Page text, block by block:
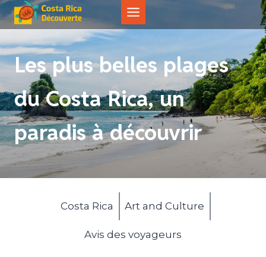
Aller
au
contenu
Les plus belles plages
du Costa Rica, un
paradis à découvrir
Costa Rica Art and Culture
Avis des voyageurs